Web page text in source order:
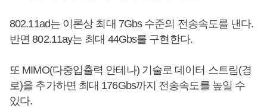
802.11ad는 이론상 최대 7Gbs 수준의 전송속도를 낸다.
반면 802.11ay는 최대 44Gbs를 구현한다.
또 MIMO(다중입출력 안테나) 기술로 데이터 스트림(경
로)을 추가하면 최대 176Gbs까지 전송속도를 높일 수
있다.